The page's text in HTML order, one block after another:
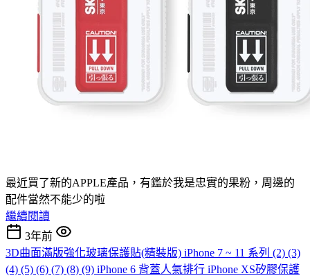
最近買了新的APPLE產品，有鑑於我是忠實的果粉，周邊的
配件當然不能少的啦
繼續閱讀
3年前
3D曲面滿版強化玻璃保護貼(精裝版) iPhone 7 ~ 11 系列 (2) (3)
(4) (5) (6) (7) (8) (9) iPhone 6 背蓋人氣排行 iPhone XS矽膠保護